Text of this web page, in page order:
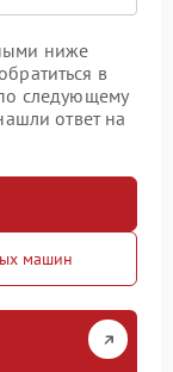
ниже
в
следующему
ответ на
машин